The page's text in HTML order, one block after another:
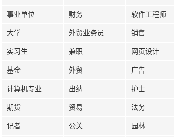
事业单位 财务 软件工程师
大学 外贸业务员 销售
实习生 兼职 网页设计
基金 外贸 广告
计算机专业 出纳 护士
期货 贸易 法务
记者 公关 园林